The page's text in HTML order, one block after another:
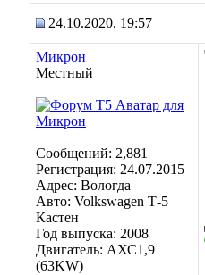
24.10.2020, 19:57
Микрон
Местный
Сообщений: 2,881
Регистрация: 24.07.2015
Адрес: Вологда
Авто: Volkswagen Т-5
Кастен
Год выпуска: 2008
Двигатель: АХС1,9
(63KW)